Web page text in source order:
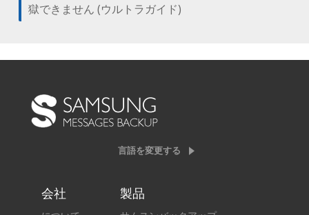
獄できません (ウルトラガイド)
言語を変更する
会社 製品